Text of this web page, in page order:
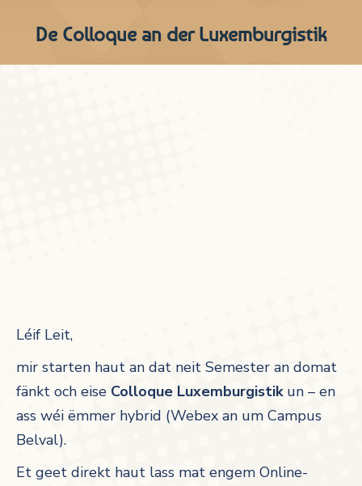
De Colloque an der Luxemburgistik
Léif Leit,
mir starten haut an dat neit Semester an domat
fänkt och eise Colloque Luxemburgistikun – en
ass wéi ëmmer hybrid (Webex an um Campus
Belval).
Et geet direkt haut lass mat engem Online-